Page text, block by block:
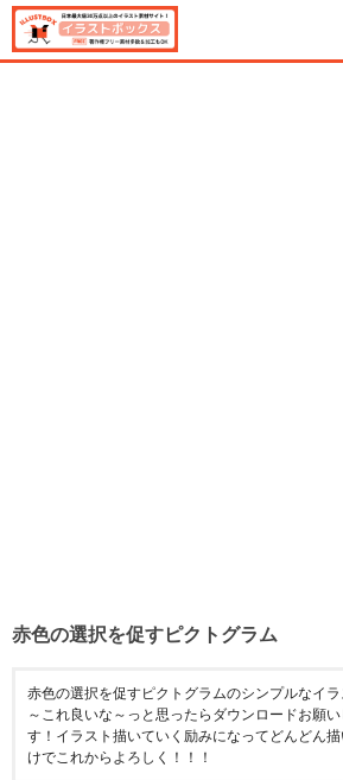
赤色の選択を促すピクトグラム
赤色の選択を促すピクトグラムのシンプルなイ
～これ良いな～っと思ったらダウンロードお願
す！イラスト描いていく励みになってどんどん
けでこれからよろしく！！！